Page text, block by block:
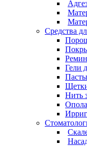
Средства
Гели
Нить